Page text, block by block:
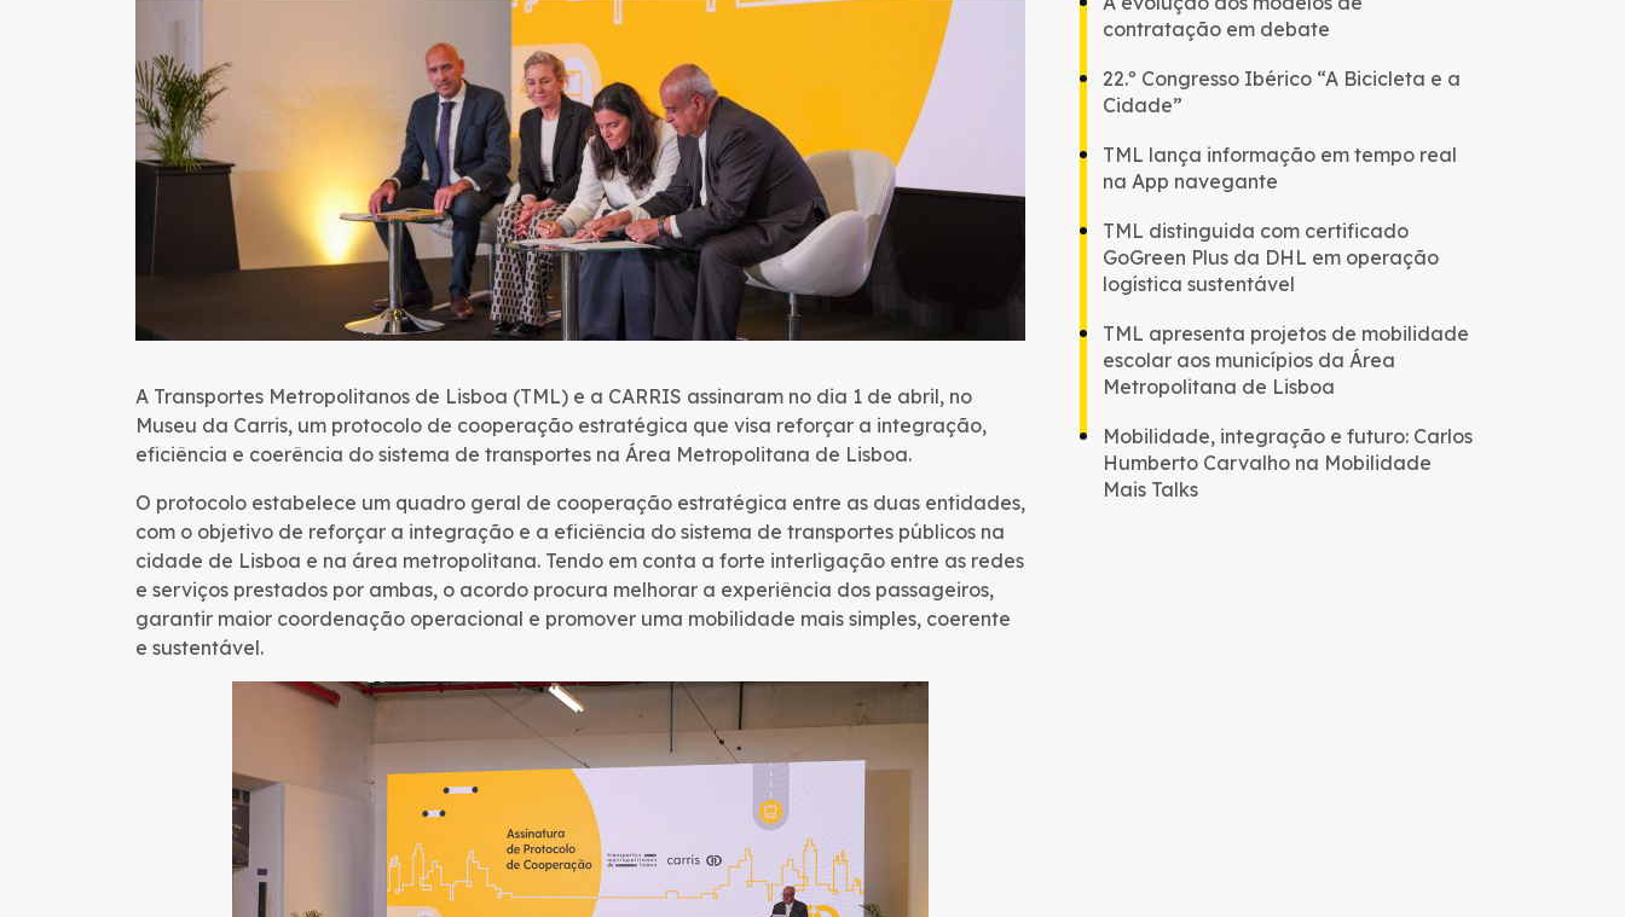
A Transportes Metropolitanos de Lisboa (TML) e a CARRIS assinaram no dia 1 de abril, no
Museu da Carris, um protocolo de cooperação estratégica que visa reforçar a integração,
eficiência e coerência do sistema de transportes na Área Metropolitana de Lisboa.
O protocolo estabelece um quadro geral de cooperação estratégica entre as duas entidades,
com o objetivo de reforçar a integração e a eficiência do sistema de transportes públicos na
cidade de Lisboa e na área metropolitana. Tendo em conta a forte interligação entre as redes
e serviços prestados por ambas, o acordo procura melhorar a experiência dos passageiros,
garantir maior coordenação operacional e promover uma mobilidade mais simples, coerente
e sustentável.
contratação em debate
22.º Congresso Ibérico “A Bicicleta e a
Cidade”
TML lança informação em tempo real
na App navegante
TML distinguida com certificado
GoGreen Plus da DHL em operação
logística sustentável
TML apresenta projetos de mobilidade
escolar aos municípios da Área
Metropolitana de Lisboa
Mobilidade, integração e futuro: Carlos
Humberto Carvalho na Mobilidade
Mais Talks